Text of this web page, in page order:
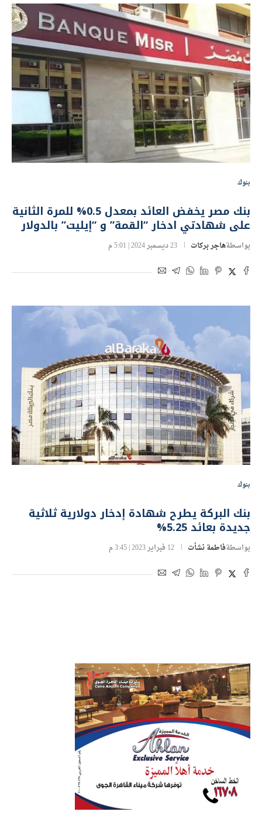
بنوك
بنك مصر يخفض العائد بمعدل 0.5% للمرة الثانية
على شهادتي ادخار “القمة” و “إيليت” بالدولار
بواسطةهاجر بركات 23 ديسمبر 2024 | 5:01 م
بنوك
بنك البركة يطرح شهادة إدخار دولارية ثلاثية
جديدة بعائد 5.25%
بواسطةفاطمة نشأت 12 فبراير 2023 | 3:45 م